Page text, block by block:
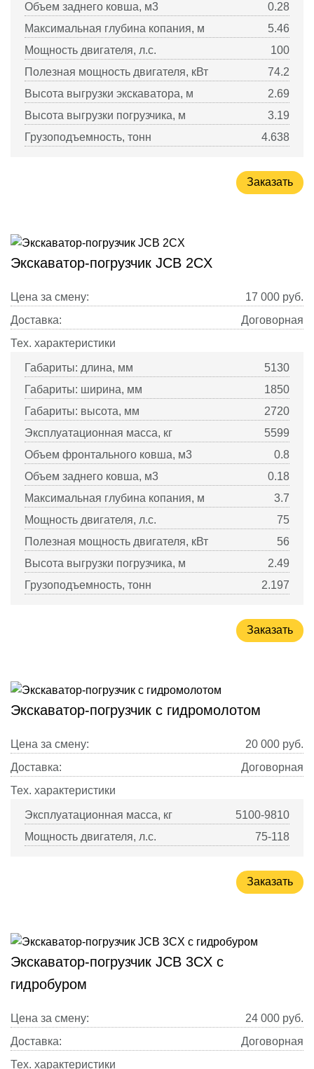
Объем заднего ковша, м3
0.28
Максимальная глубина копания, м
5.46
Мощность двигателя, л.с.
100
Полезная мощность двигателя, кВт
74.2
Высота выгрузки экскаватора, м
2.69
Высота выгрузки погрузчика, м
3.19
Грузоподъемность, тонн
4.638
Заказать
Экскаватор-погрузчик JCB 2CX
Цена за смену: 17 000 руб.
Доставка:
Договорная
Тех. характеристики
Габариты: длина, мм
5130
Габариты: ширина, мм
1850
Габариты: высота, мм
2720
Эксплуатационная масса, кг
5599
Объем фронтального ковша, м3
0.8
Объем заднего ковша, м3
0.18
Максимальная глубина копания, м
3.7
Мощность двигателя, л.с.
75
Полезная мощность двигателя, кВт
56
Высота выгрузки погрузчика, м
2.49
Грузоподъемность, тонн
2.197
Заказать
Экскаватор-погрузчик с гидромолотом
Цена за смену: 20 000 руб.
Доставка:
Договорная
Тех. характеристики
Эксплуатационная масса, кг
5100-9810
Мощность двигателя, л.с.
75-118
Заказать
Экскаватор-погрузчик JCB 3CX с
гидробуром
Цена за смену: 24 000 руб.
Доставка:
Договорная
Тех. характеристики